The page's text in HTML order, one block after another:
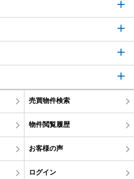
売買物件検索
物件閲覧履歴
お客様の声
ログイン